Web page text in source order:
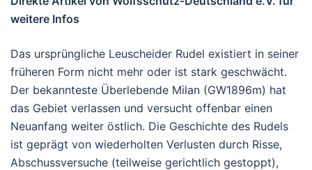
weitere Infos
Das ursprüngliche Leuscheider Rudel existiert in seiner
früheren Form nicht mehr oder ist stark geschwächt.
Der bekannteste Überlebende Milan (GW1896m) hat
das Gebiet verlassen und versucht offenbar einen
Neuanfang weiter östlich. Die Geschichte des Rudels
ist geprägt von wiederholten Verlusten durch Risse,
Abschussversuche (teilweise gerichtlich gestoppt),